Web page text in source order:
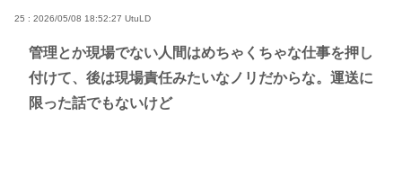
25 : 2026/05/08 18:52:27 UtuLD
管理とか現場でない人間はめちゃくちゃな仕事を押し
付けて、後は現場責任みたいなノリだからな。運送に
限った話でもないけど